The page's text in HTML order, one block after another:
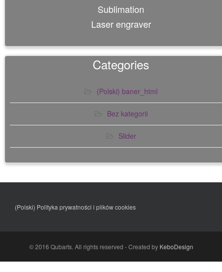
Sublimation
Laser engraver
Categories
(Polski) baner_html
Bez kategorii
Slider
(Polski) Polityka prywatności i plików cookies
© 2016 Qubarts. All rights reserved - Created by KeboDesign